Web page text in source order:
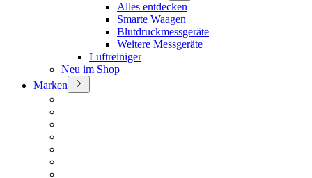
Alles entdecken
Smarte Waagen
Blutdruckmessgeräte
Weitere Messgeräte
Luftreiniger
Neu im Shop
Marken